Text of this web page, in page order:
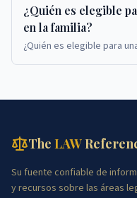
¿Quién es elegible
en la familia?
¿Quién es elegible para
The LAW
Su fuente confiable de
y recursos sobre las áreas